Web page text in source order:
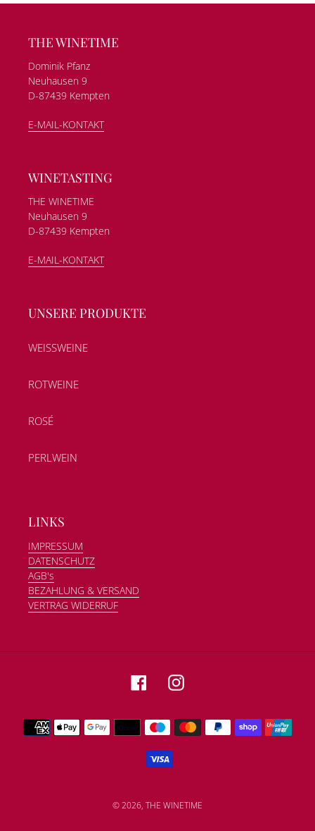
THE WINETIME
Dominik Pfanz
Neuhausen 9
D-87439 Kempten
E-MAIL-KONTAKT
WINETASTING
THE WINETIME
Neuhausen 9
D-87439 Kempten
E-MAIL-KONTAKT
UNSERE PRODUKTE
WEISSWEINE
ROTWEINE
ROSÉ
PERLWEIN
LINKS
IMPRESSUM
DATENSCHUTZ
AGB's
BEZAHLUNG & VERSAND
VERTRAG WIDERRUF
FacebookInstagram
Zahlungsmethoden
© 2026, THE WINETIME